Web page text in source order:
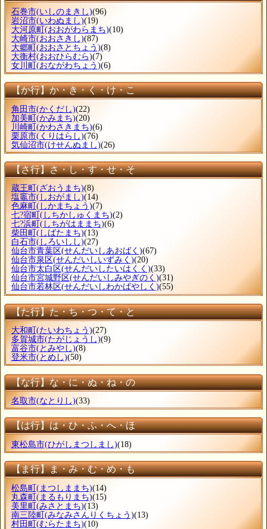
石巻市(いしのまきし)(96)
岩沼市(いわぬまし)(19)
大河原町 (おおがわらまち)(10)
大崎市(おおさきし)(87)
大郷町 (おおさとちょう)(8)
大衡村(おおひらむら)(7)
女川町 (おながわちょう)(6)
【か行】か・き・く・け・こ
角田市(かくだし)(22)
加美町(かみまち)(20)
川崎町(かわさきまち)(6)
栗原市(くりはらし)(76)
気仙沼市(けせんぬまし)(26)
【さ行】さ・し・す・せ・そ
蔵王町 (ざおうまち)(8)
塩竈市(しおがまし)(14)
色麻町 (しかまちょう)(7)
七?宿町 (しちかしゅくまち)(2)
七?浜町 (しちがはままち)(6)
柴田町 (しばたまち)(13)
白石市(しろいしし)(27)
仙台市青葉区(せんだいしあおばく)(67)
仙台市泉区(せんだいしいずみく)(20)
仙台市太白区(せんだいしたいはくく)(33)
仙台市宮城野区(せんだいしみやぎのく)(31)
仙台市若林区(せんだいしわかばやしく)(55)
【た行】た・ち・つ・て・と
大和町 (たいわちょう)(27)
多賀城市(たがじょうし)(9)
富谷市(とみやし)(8)
登米市(とめし)(50)
【な行】な・に・ぬ・ね・の
名取市(なとりし)(33)
【は行】は・ひ・ふ・へ・ほ
東松島市(ひがしまつしまし)(18)
【ま行】ま・み・む・め・も
松島町(まつしままち)(14)
丸森町(まるもりまち)(15)
美里町(みさとまち)(13)
南三陸町(みなみさんりくちょう)(13)
村田町(むらたまち)(10)